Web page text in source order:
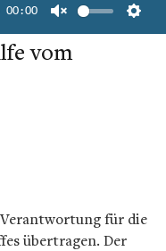
00:00
Unmute
die Dosen.
vom
für die
übertragen. Der